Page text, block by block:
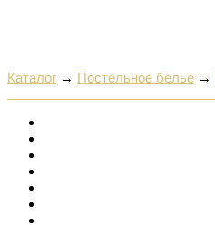
Каталог → Постельное белье →